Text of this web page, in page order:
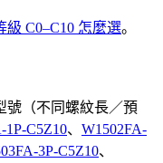
級 C0–C10 怎麼選。
號（不同螺紋長／預
1P-C5Z10、 W1502FA-
3P-C5Z10、